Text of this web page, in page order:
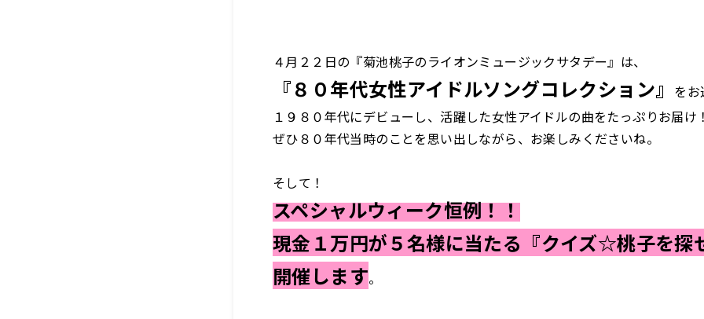
４月２２日の『菊池桃子のライオンミュージックサタデー』は、
『８０年代女性アイドルソングコレクション』
をお
１９８０年代にデビューし、活躍した女性アイドルの曲をたっぷりお届け
ぜひ８０年代当時のことを思い出しながら、お楽しみくださいね。
そして！
スペシャルウィーク恒例！！
現金１万円が５名様に当たる『クイズ☆桃子を探
開催します。